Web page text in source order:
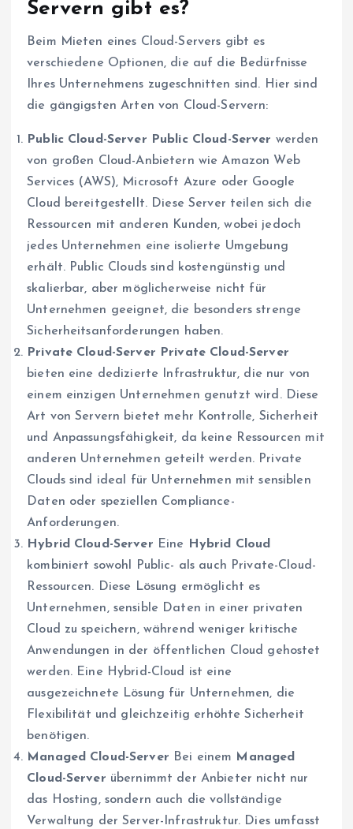
Servern gibt es?
Beim Mieten eines Cloud-Servers gibt es
verschiedene Optionen, die auf die Bedürfnisse
Ihres Unternehmens zugeschnitten sind. Hier sind
die gängigsten Arten von Cloud-Servern:
Public Cloud-Server Public Cloud-Server werden
von großen Cloud-Anbietern wie Amazon Web
Services (AWS), Microsoft Azure oder Google
Cloud bereitgestellt. Diese Server teilen sich die
Ressourcen mit anderen Kunden, wobei jedoch
jedes Unternehmen eine isolierte Umgebung
erhält. Public Clouds sind kostengünstig und
skalierbar, aber möglicherweise nicht für
Unternehmen geeignet, die besonders strenge
Sicherheitsanforderungen haben.
Private Cloud-Server
Private Cloud-Server
bieten eine dedizierte Infrastruktur, die nur von
einem einzigen Unternehmen genutzt wird. Diese
Art von Servern bietet mehr Kontrolle, Sicherheit
und Anpassungsfähigkeit, da keine Ressourcen mit
anderen Unternehmen geteilt werden. Private
Clouds sind ideal für Unternehmen mit sensiblen
Daten oder speziellen Compliance-
Anforderungen.
Hybrid Cloud-Server Eine
Hybrid Cloud
kombiniert sowohl Public- als auch Private-Cloud-
Ressourcen. Diese Lösung ermöglicht es
Unternehmen, sensible Daten in einer privaten
Cloud zu speichern, während weniger kritische
Anwendungen in der öffentlichen Cloud gehostet
werden. Eine Hybrid-Cloud ist eine
ausgezeichnete Lösung für Unternehmen, die
Flexibilität und gleichzeitig erhöhte Sicherheit
benötigen.
Managed Cloud-Server Bei einem Managed
Cloud-Server übernimmt der Anbieter nicht nur
das Hosting, sondern auch die vollständige
Verwaltung der Server-Infrastruktur. Dies umfasst